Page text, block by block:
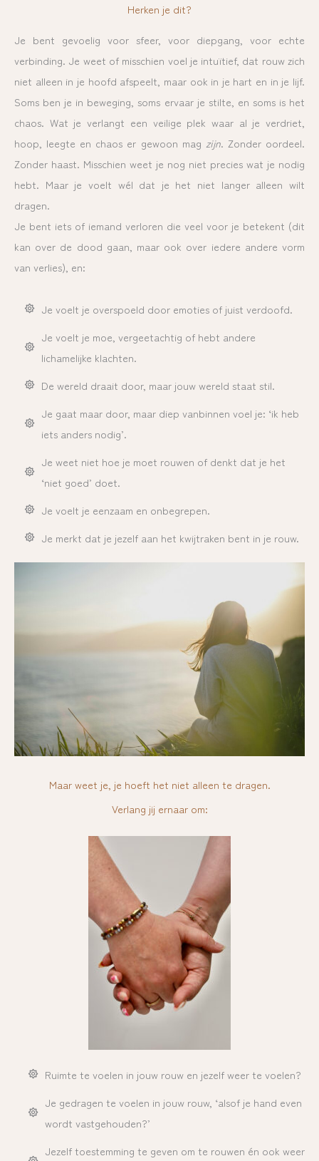
Herken je dit?
Je bent gevoelig voor sfeer, voor diepgang, voor echte
verbinding. Je weet of misschien voel je intuïtief, dat rouw zich
niet alleen in je hoofd afspeelt, maar ook in je hart en in je lijf.
Soms ben je in beweging, soms ervaar je stilte, en soms is het
chaos. Wat je verlangt een veilige plek waar al je verdriet,
hoop, leegte en chaos er gewoon mag zijn. Zonder oordeel.
Zonder haast. Misschien weet je nog niet precies wat je nodig
hebt. Maar je voelt wél dat je het niet langer alleen wilt
dragen.
Je bent iets of iemand verloren die veel voor je betekent (dit
kan over de dood gaan, maar ook over iedere andere vorm
van verlies), en:
Je voelt je overspoeld door emoties of juist verdoofd.
Je voelt je moe, vergeetachtig of hebt andere
lichamelijke klachten.
De wereld draait door, maar jouw wereld staat stil.
Je gaat maar door, maar diep vanbinnen voel je: ‘ik heb
iets anders nodig’.
Je weet niet hoe je moet rouwen of denkt dat je het
‘niet goed’ doet.
Je voelt je eenzaam en onbegrepen.
Je merkt dat je jezelf aan het kwijtraken bent in je rouw.
Maar weet je, je hoeft het niet alleen te dragen.
Verlang jij ernaar om:
Ruimte te voelen in jouw rouw en jezelf weer te voelen?
Je gedragen te voelen in jouw rouw, ‘alsof je hand even
wordt vastgehouden?’
Jezelf toestemming te geven om te rouwen én ook weer